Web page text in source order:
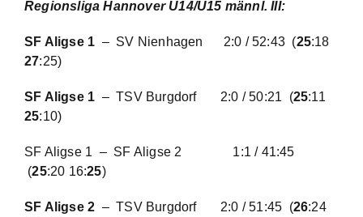
Regionsliga Hannover U14/U15 männl. III:
SF Aligse 1 – SV Nienhagen 2:0 / 52:43 (25:18
27:25)
SF Aligse 1 – TSV Burgdorf 2:0 / 50:21 (25:11
25:10)
SF Aligse 1 – SF Aligse 2 1:1 / 41:45
(25:20 16:25)
SF Aligse 2 – TSV Burgdorf 2:0 / 51:45 (26:24